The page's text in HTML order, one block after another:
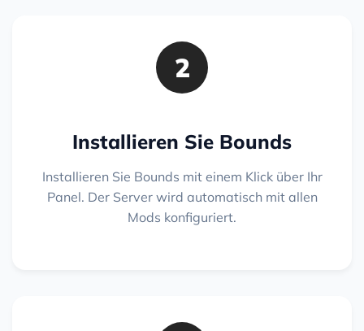
2
Installieren Sie Bounds
Installieren Sie Bounds mit einem Klick über Ihr
Panel. Der Server wird automatisch mit allen
Mods konfiguriert.